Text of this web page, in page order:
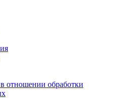
отношении обработки